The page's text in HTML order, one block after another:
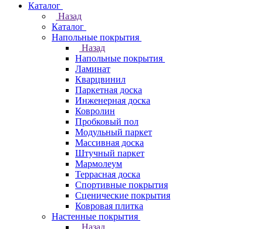
Каталог
Назад
Каталог
Напольные покрытия
Назад
Напольные покрытия
Ламинат
Кварцвинил
Паркетная доска
Инженерная доска
Ковролин
Пробковый пол
Модульный паркет
Массивная доска
Штучный паркет
Мармолеум
Террасная доска
Спортивные покрытия
Сценические покрытия
Ковровая плитка
Настенные покрытия
Назад